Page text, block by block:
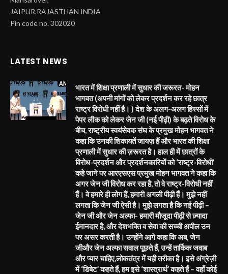
JAIPUR,RAJASTHAN INDIA
Pin code no. 302020
LATEST NEWS
भारत में शिक्षा प्रणाली में सुधार की जरूरत- मोहन
भागवत (अपनी मांगों को लेकर प्रदर्शन कर रहे छात्र
राष्ट्र विरोधी नहीं है। ) देश के अलग-अलग हिस्सों में
पेपर लीक को लेकर जेन जी (नई पीढ़ी) के बढ़ते विरोध के
बीच, राष्ट्रीय स्वयंसेवक संघ के प्रमुख मोहन भागवत ने
कहा कि उनकी शिकायतें जायज़ हैं और भारत की शिक्षा
प्रणाली में सुधार की ज़रूरत है। हाल ही में छात्रों के
विरोध-प्रदर्शन और प्रदर्शनकारियों को ‘राष्ट्र-विरोधी’
कहे जाने पर आरएसएस प्रमुख मोहन भागवत ने कहा कि
अगर जेन जी विरोध कर रहा है, तो वे राष्ट्र-विरोधी नहीं
हैं। वे हमारे ही लोग हैं, हमारी अगली पीढ़ी हैं। मुझे नहीं
लगता कि जेन जी ऐसी है। मुझे लगता है कि नई पीढ़ी –
जेन जी और जेन अल्फा- हमारी मौजूदा पीढ़ी से ज़्यादा
ईमानदार है, और देशभक्ति व सेवा की सच्ची अपील उन
पर असर करती है। उन्होंने आगे कहा कि अब, जेन
जीऔर जेन अल्फा सवाल पूछते हैं, उन्हें तार्किक जवाब
और प्यार चाहिए,लोकतंत्र में यही तरीका है। इसे अंग्रेज़ी
में ‘डिबेट’ कहते हैं, हम इसे ‘शास्त्रार्थ’ कहते हैं – वहाँ कोई